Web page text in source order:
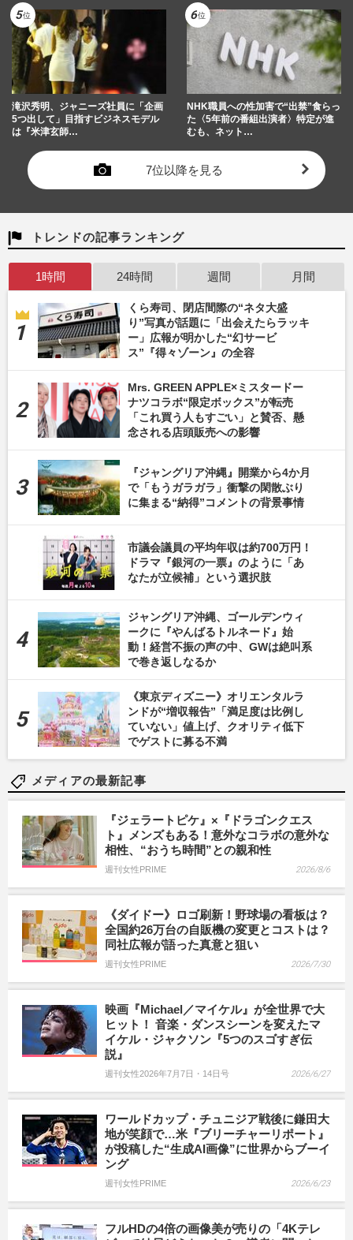
滝沢秀明、ジャニーズ社員に「企画
5つ出して」目指すビジネスモデル
は『米津玄師…
NHK職員への性加害で“出禁”食らっ
た〈5年前の番組出演者〉特定が進
むも、ネット…
7位以降を見る
トレンドの記事ランキング
1時間 24時間 週間 月間
くら寿司、閉店間際の“ネタ大盛
り”写真が話題に「出会えたらラッキ
ー」広報が明かした“幻サービ
ス”『得々ゾーン』の全容
Mrs. GREEN APPLE×ミスタードー
ナツコラボ“限定ボックス”が転売
「これ買う人もすごい」と賛否、懸
念される店頭販売への影響
『ジャングリア沖縄』開業から4か月
で「もうガラガラ」衝撃の閑散ぶり
に集まる“納得”コメントの背景事情
市議会議員の平均年収は約700万円！
ドラマ『銀河の一票』のように「あ
なたが立候補」という選択肢
ジャングリア沖縄、ゴールデンウィ
ークに『やんばるトルネード』始
動！経営不振の声の中、GWは絶叫系
で巻き返しなるか
《東京ディズニー》オリエンタルラ
ンドが“増収報告”「満足度は比例し
ていない」値上げ、クオリティ低下
でゲストに募る不満
メディアの最新記事
『ジェラートピケ』×『ドラゴンクエス
ト』メンズもある！意外なコラボの意外な
相性、“おうち時間”との親和性
週刊女性PRIME 2026/8/6
《ダイドー》ロゴ刷新！野球場の看板は？
全国約26万台の自販機の変更とコストは？
同社広報が語った真意と狙い
週刊女性PRIME 2026/7/30
映画『Michael／マイケル』が全世界で大
ヒット！ 音楽・ダンスシーンを変えたマ
イケル・ジャクソン『5つのスゴすぎ伝
説』
週刊女性2026年7月7日・14日号 2026/6/27
ワールドカップ・チュニジア戦後に鎌田大
地が笑顔で…米『ブリーチャーリポート』
が投稿した“生成AI画像”に世界からブーイ
ング
週刊女性PRIME 2026/6/23
フルHDの4倍の画像美が売りの「4Kテレ